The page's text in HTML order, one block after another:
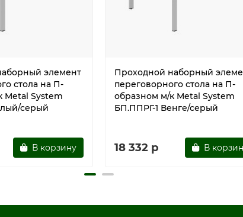
элемент
стола на П-
Metal System
серый
В корзину
Проходной наборный
переговорного стола на П-
образном м/к Metal System
БП.ППРГ-1 Венге/серый
18 332 р В